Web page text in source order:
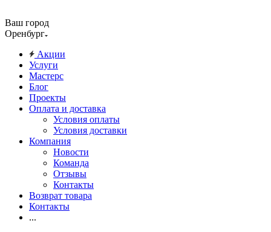
Ваш город
Оренбург
Акции
Услуги
Мастерс
Блог
Проекты
Оплата и доставка
Условия оплаты
Условия доставки
Компания
Новости
Команда
Отзывы
Контакты
Возврат товара
Контакты
...